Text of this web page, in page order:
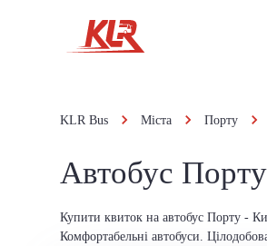
KLR Bus Міста Порту
Автобус
Купити квиток на автобус Порту -
Комфортабельні автобуси.